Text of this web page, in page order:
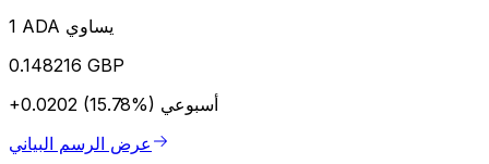
1 ADA يساوي
0.148216 GBP
+0.0202 (15.78%) أسبوعي
عرض الرسم البياني